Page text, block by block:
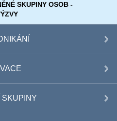
SKUPINY OSOB -
SKUPINY